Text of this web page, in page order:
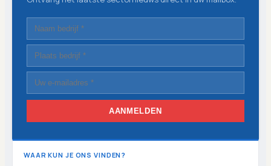
AANMELDEN
WAAR KUN JE ONS VINDEN?